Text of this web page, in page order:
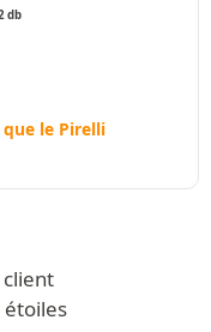
db
le Pirelli
étoiles